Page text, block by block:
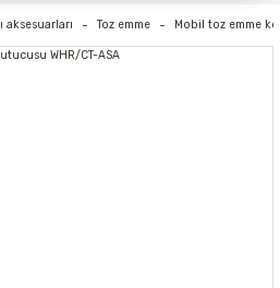
aksesuarları Toz emme Mobil toz emme